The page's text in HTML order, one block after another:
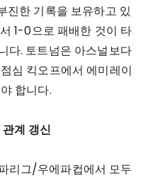
진한 기록을 보유하고 있
1-0으로 패배한 것이 타
다. 토트넘은 아스널보다
심 킥오프에서 에미레이
합니다.
계 갱신
리그/우에파컵에서 모두